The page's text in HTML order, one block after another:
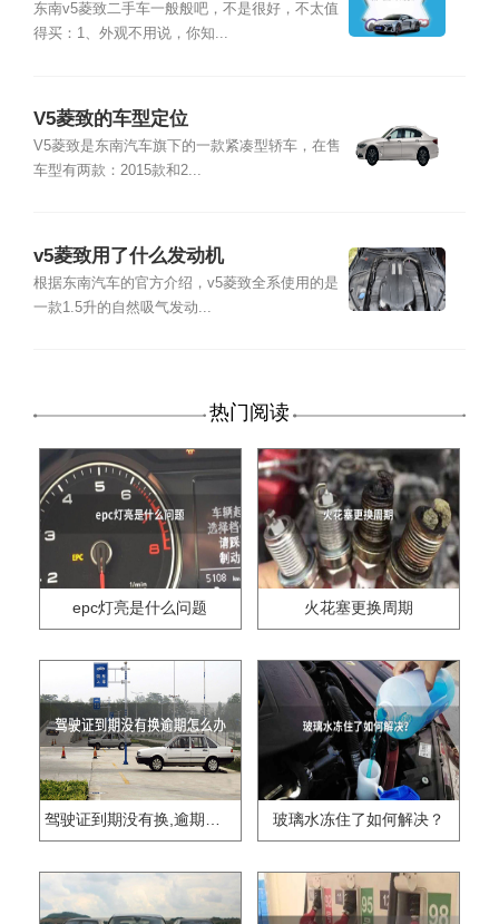
东南v5菱致二手车一般般吧，不是很好，不太值
得买：1、外观不用说，你知...
V5菱致的车型定位
V5菱致是东南汽车旗下的一款紧凑型轿车，在售
车型有两款：2015款和2...
v5菱致用了什么发动机
根据东南汽车的官方介绍，v5菱致全系使用的是
一款1.5升的自然吸气发动...
热门阅读
epc灯亮是什么问题 火花塞更换周期
驾驶证到期没有换,逾期怎么办?? 玻璃水冻住了如何解决？